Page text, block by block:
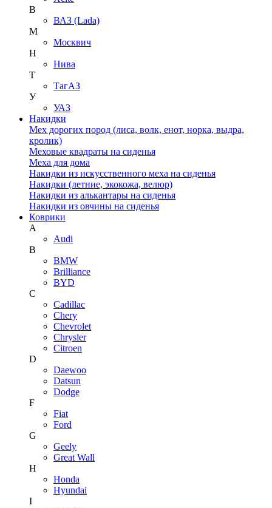
В
ВАЗ (Lada)
М
Москвич
Н
Нива
Т
ТагАЗ
У
УАЗ
Накидки
Мех дорогих пород (лиса, волк, енот, норка, выдра,
кролик)
Меховые квадраты на сиденья
Меха для дома
Накидки из искусственного меха на сиденья
Накидки (летние, экокожа, велюр)
Накидки из алькантары на сиденья
Накидки из овчины на сиденья
Коврики
A
Audi
B
BMW
Brilliance
BYD
C
Cadillac
Chery
Chevrolet
Chrysler
Citroen
D
Daewoo
Datsun
Dodge
F
Fiat
Ford
G
Geely
Great Wall
H
Honda
Hyundai
I